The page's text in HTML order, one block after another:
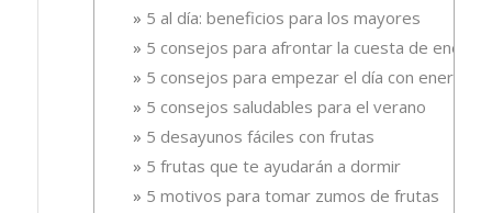
5 al día: beneficios para los mayores
5 consejos para afrontar la cuesta de enero
5 consejos para empezar el día con energía
5 consejos saludables para el verano
5 desayunos fáciles con frutas
5 frutas que te ayudarán a dormir
5 motivos para tomar zumos de frutas